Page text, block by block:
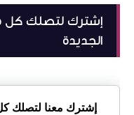
إشترك لتصلك كل
الجديدة
إشترك معنا لتصلك